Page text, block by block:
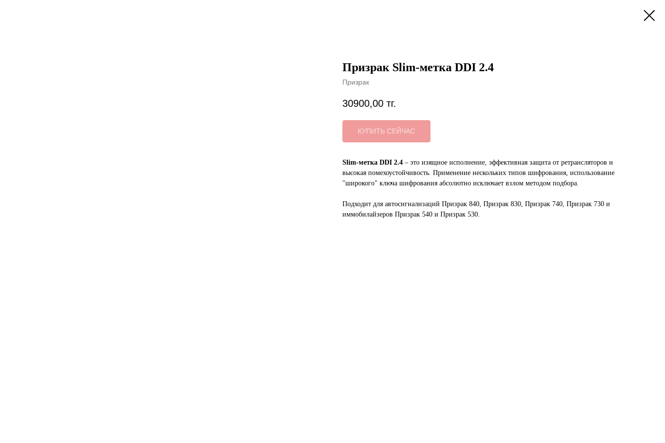
Призрак Slim-метка DDI 2.4
Призрак
30900,00 тг.
КУПИТЬ СЕЙЧАС
Slim-метка DDI 2.4 – это изящное исполнение, эффективная защита от ретрансляторов и
высокая помехоустойчивость. Применение нескольких типов шифрования, использование
"широкого" ключа шифрования абсолютно исключает взлом методом подбора.
Подходит для автосигнализаций Призрак 840, Призрак 830, Призрак 740, Призрак 730 и
иммобилайзеров Призрак 540 и Призрак 530.